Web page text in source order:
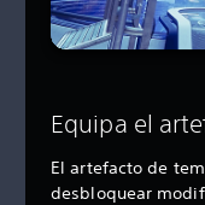
Equipa el
El artefacto de
desbloquear